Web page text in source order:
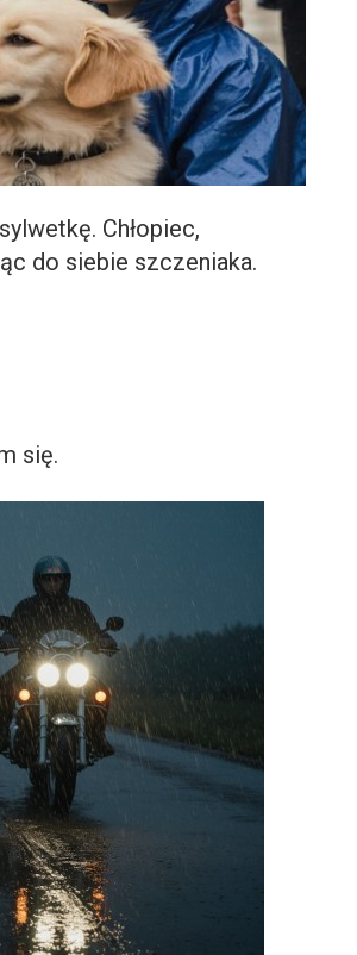
Chłopiec,
do siebie szczeniaka.
się.